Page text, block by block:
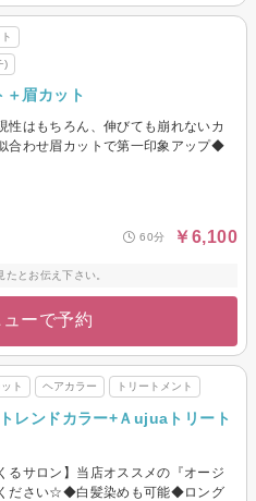
)
＋眉カット
性はもちろん、伸びても崩れないカ
合わせ眉カットで第一印象アップ◆
60分 ￥6,100
とお伝え下さい。
ーで予約
ト ヘアカラー トリートメント
レンドカラー+Ａujuaトリート
るサロン】当店オススメの『オージ
ださい☆◆白髪染めも可能◆ロング